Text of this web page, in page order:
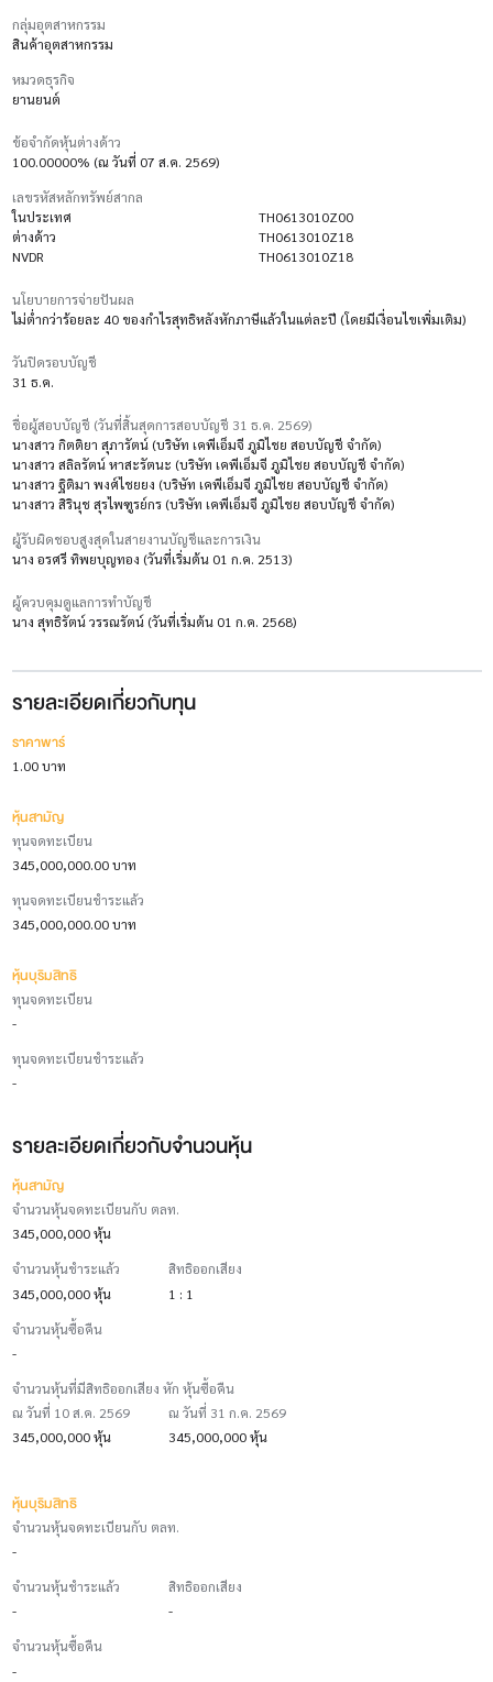
กลุ่มอุตสาหกรรม
สินค้าอุตสาหกรรม
หมวดธุรกิจ
ยานยนต์
ข้อจำกัดหุ้นต่างด้าว
100.00000% (ณ วันที่ 07 ส.ค. 2569)
เลขรหัสหลักทรัพย์สากล
ในประเทศ
TH0613010Z00
ต่างด้าว
TH0613010Z18
NVDR
TH0613010Z18
นโยบายการจ่ายปันผล
ไม่ต่ำกว่าร้อยละ 40 ของกำไรสุทธิหลังหักภาษีแล้วในแต่ละปี (โดยมีเงื่อนไขเพิ่มเติม)
วันปิดรอบบัญชี
31 ธ.ค.
ชื่อผู้สอบบัญชี (วันที่สิ้นสุดการสอบบัญชี 31 ธ.ค. 2569)
นางสาว กิตติยา สุภารัตน์ (บริษัท เคพีเอ็มจี ภูมิไชย สอบบัญชี จำกัด)
นางสาว สลิลรัตน์ หาสะรัตนะ (บริษัท เคพีเอ็มจี ภูมิไชย สอบบัญชี จำกัด)
นางสาว ฐิติมา พงศ์ไชยยง (บริษัท เคพีเอ็มจี ภูมิไชย สอบบัญชี จำกัด)
นางสาว สิรินุช สุรไพฑูรย์กร (บริษัท เคพีเอ็มจี ภูมิไชย สอบบัญชี จำกัด)
ผู้รับผิดชอบสูงสุดในสายงานบัญชีและการเงิน
นาง อรศรี ทิพยบุญทอง (วันที่เริ่มต้น 01 ก.ค. 2513)
ผู้ควบคุมดูแลการทำบัญชี
นาง สุทธิรัตน์ วรรณรัตน์ (วันที่เริ่มต้น 01 ก.ค. 2568)
รายละเอียดเกี่ยวกับทุน
ราคาพาร์
1.00 บาท
หุ้นสามัญ
ทุนจดทะเบียน
345,000,000.00 บาท
ทุนจดทะเบียนชำระแล้ว
345,000,000.00 บาท
หุ้นบุริมสิทธิ
ทุนจดทะเบียน
-
ทุนจดทะเบียนชำระแล้ว
-
รายละเอียดเกี่ยวกับจำนวนหุ้น
หุ้นสามัญ
จำนวนหุ้นจดทะเบียนกับ ตลท.
345,000,000 หุ้น
จำนวนหุ้นชำระแล้ว
345,000,000 หุ้น
สิทธิออกเสียง
1 : 1
จำนวนหุ้นซื้อคืน
-
จำนวนหุ้นที่มีสิทธิออกเสียง หัก หุ้นซื้อคืน
ณ วันที่ 10 ส.ค. 2569
345,000,000 หุ้น
ณ วันที่ 31 ก.ค. 2569
345,000,000 หุ้น
หุ้นบุริมสิทธิ
จำนวนหุ้นจดทะเบียนกับ ตลท.
-
จำนวนหุ้นชำระแล้ว
-
สิทธิออกเสียง
-
จำนวนหุ้นซื้อคืน
-